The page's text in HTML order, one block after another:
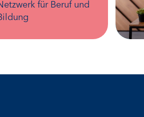
für Beruf und